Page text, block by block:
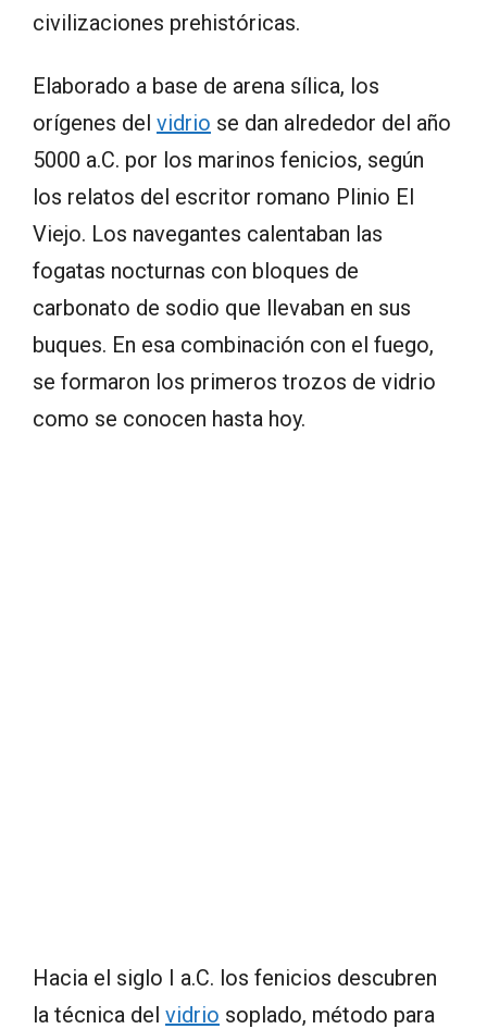
civilizaciones prehistóricas.
Elaborado a base de arena sílica, los
orígenes del vidrio se dan alrededor del año
5000 a.C. por los marinos fenicios, según
los relatos del escritor romano Plinio El
Viejo. Los navegantes calentaban las
fogatas nocturnas con bloques de
carbonato de sodio que llevaban en sus
buques. En esa combinación con el fuego,
se formaron los primeros trozos de vidrio
como se conocen hasta hoy.
Hacia el siglo I a.C. los fenicios descubren
la técnica del vidrio soplado, método para